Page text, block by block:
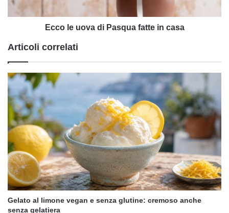
casa
Ecco le uova di Pasqua fatte in casa
Articoli correlati
Gelato al limone vegan e senza glutine: cremoso anche
senza gelatiera